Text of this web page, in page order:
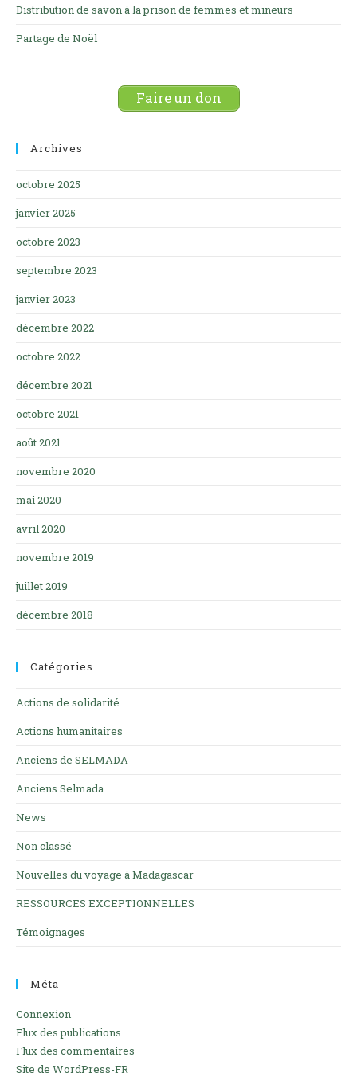
Distribution de savon à la prison de femmes et mineurs
Partage de Noël
Faire un don
Archives
octobre 2025
janvier 2025
octobre 2023
septembre 2023
janvier 2023
décembre 2022
octobre 2022
décembre 2021
octobre 2021
août 2021
novembre 2020
mai 2020
avril 2020
novembre 2019
juillet 2019
décembre 2018
Catégories
Actions de solidarité
Actions humanitaires
Anciens de SELMADA
Anciens Selmada
News
Non classé
Nouvelles du voyage à Madagascar
RESSOURCES EXCEPTIONNELLES
Témoignages
Méta
Connexion
Flux des publications
Flux des commentaires
Site de WordPress-FR